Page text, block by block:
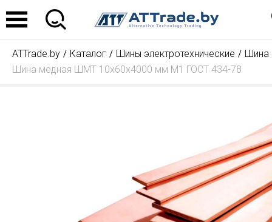
ATTrade.by Каталог Шины электротехнические
Шина
Шина медная ШМТ 10х60х4000 мм М1 ГОСТ 434-78